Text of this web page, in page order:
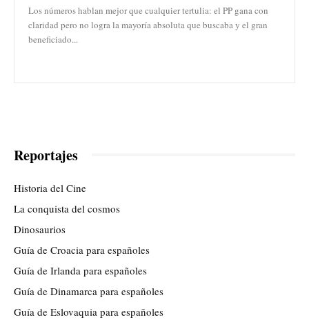
Los números hablan mejor que cualquier tertulia: el PP gana con
claridad pero no logra la mayoría absoluta que buscaba y el gran
beneficiado...
Reportajes
Historia del Cine
La conquista del cosmos
Dinosaurios
Guía de Croacia para españoles
Guía de Irlanda para españoles
Guía de Dinamarca para españoles
Guía de Eslovaquia para españoles